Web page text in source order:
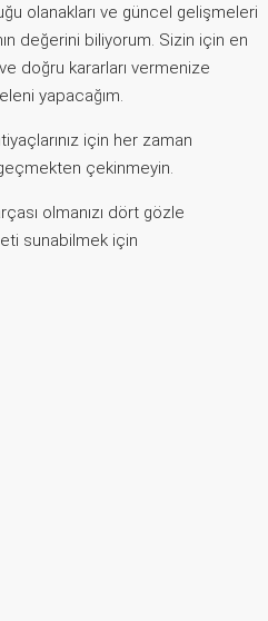
olanakları ve güncel gelişmeleri
değerini biliyorum. Sizin için en
doğru kararları vermenize
yapacağım.
için her zaman
çekinmeyin.
olmanızı dört gözle
sunabilmek için